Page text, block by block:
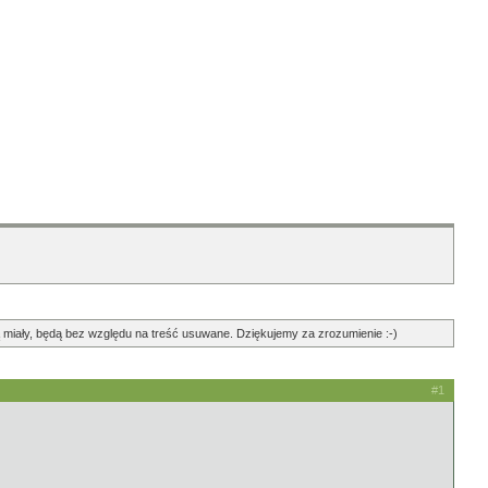
będą bez względu na treść usuwane. Dziękujemy za zrozumienie :-)
#1